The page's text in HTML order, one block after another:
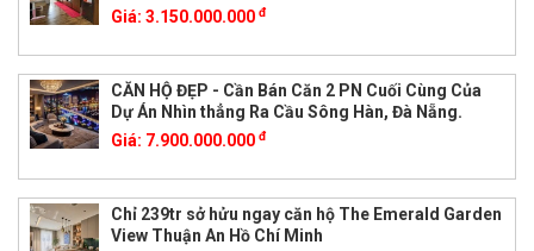
Giá: 3.150.000.000 đ
CĂN HỘ ĐẸP - Cần Bán Căn 2 PN Cuối Cùng Của
Dự Án Nhìn thẳng Ra Cầu Sông Hàn, Đà Nẵng.
Giá: 7.900.000.000 đ
Chỉ 239tr sở hửu ngay căn hộ The Emerald Garden
View Thuận An Hồ Chí Minh